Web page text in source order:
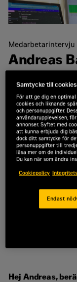
Medarbetarintervju
Andreas
Andreas är
på sin lyra –
en podcast,
siffernörd.
roll som
just hålla
får du veta
Särö,
skrivande,
Hej Andreas,
Samtycke till
För att ge dig en
cookies och liknande
och personuppgifter.
användarupplevelsen,
annonser. Syftet med
att kunna erbjuda dig
dock ditt samtycke för
personuppgifter till
läsa mer om de
Du kan när som ändra
Cookiepolicy
Endast